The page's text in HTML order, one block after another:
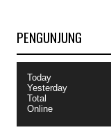
PENGUNJUNG
Today
Yesterday
Total
Online